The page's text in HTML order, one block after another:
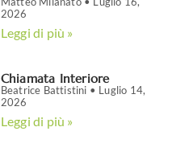
2026
Leggi di più »
Chiamata Interiore
Beatrice Battistini
Luglio 14,
2026
Leggi di più »